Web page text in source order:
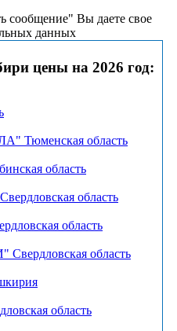
сообщение" Вы даете свое
данных
цены на 2026 год:
Тюменская область
область
область
область
область
область